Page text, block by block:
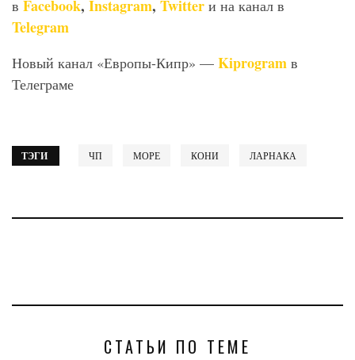
в Facebook, Instagram, Twitter и на канал в
Telegram
Новый канал «Европы-Кипр» — Kiprogram в
Телеграме
ТЭГИ ЧП МОРЕ КОНИ ЛАРНАКА
СТАТЬИ ПО ТЕМЕ